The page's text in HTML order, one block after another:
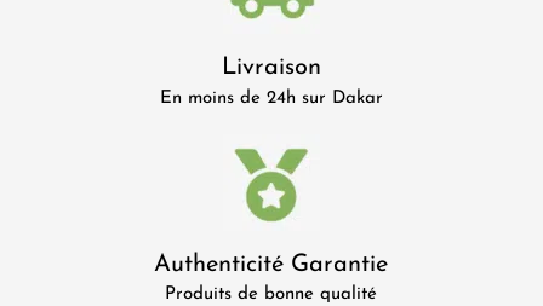
Livraison
En moins de 24h sur Dakar
Authenticité Garantie
Produits de bonne qualité